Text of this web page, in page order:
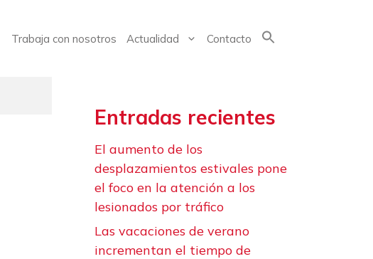
Trabaja con nosotros Actualidad Contacto
Entradas recientes
El aumento de los
desplazamientos estivales pone
el foco en la atención a los
lesionados por tráfico
Las vacaciones de verano
incrementan el tiempo de